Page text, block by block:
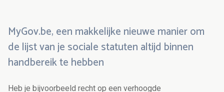
MyGov.be, een makkelijke nieuwe manier om
de lijst van je sociale statuten altijd binnen
handbereik te hebben
Heb je bijvoorbeeld recht op een verhoogde